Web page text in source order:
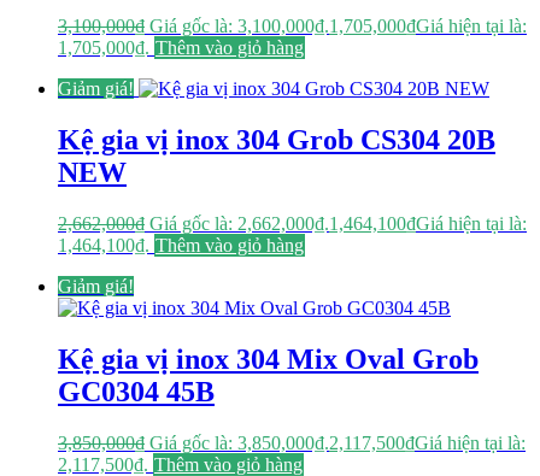
3,100,000₫ Giá gốc là: 3,100,000₫.1,705,000₫Giá hiện tại là:
1,705,000₫. Thêm vào giỏ hàng
Giảm giá!
Kệ gia vị inox 304 Grob CS304 20B
NEW
2,662,000₫ Giá gốc là: 2,662,000₫.1,464,100₫Giá hiện tại là:
1,464,100₫. Thêm vào giỏ hàng
Giảm giá!
Kệ gia vị inox 304 Mix Oval Grob
GC0304 45B
3,850,000₫ Giá gốc là: 3,850,000₫.2,117,500₫Giá hiện tại là:
2,117,500₫. Thêm vào giỏ hàng